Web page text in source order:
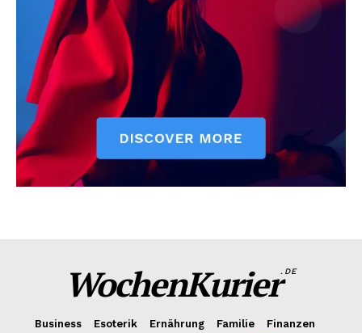
WochenKurier.DE
Business Esoterik Ernährung Familie
Finanzen